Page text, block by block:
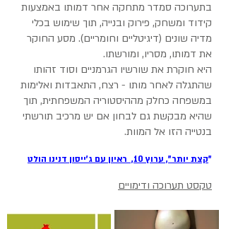
בתערוכה סמדר מתחקה אחר דמותו באמצעות
קידוד ומשחק, פירוק ובנייה, תוך שימוש בכלי
מדיה שונים (דיגיטליים וחומריים). מסע החוקר
את דמותו, מסריו, ומורשתו.
היא חוקרת את שורשיו הגרמניים וסוד זהותו
שהתגלה לאחר מותו - רצח, התאבדות ואלימות
במשפחה כחלק מההיסטוריה המשפחתית, תוך
שהיא מבקשת גם לבחון אם יש מרכיב תורשתי
בנטייה הזו אל המוות.
"קצת יותר", ערוץ 10, ראיון עם ג'ייסון דנינו הולט
טקסט תערוכה ודימויים